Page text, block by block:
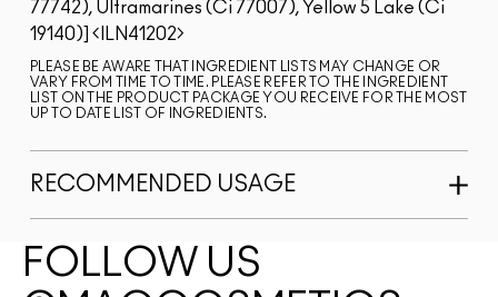
77742), Ultramarines (Ci 77007), Yellow 5 Lake (Ci
19140)]
ILN41202
PLEASE BE AWARE THAT INGREDIENT LISTS MAY CHANGE OR
VARY FROM TIME TO TIME. PLEASE REFER TO THE INGREDIENT
LIST ON THE PRODUCT PACKAGE YOU RECEIVE FOR THE MOST
UP TO DATE LIST OF INGREDIENTS.
RECOMMENDED USAGE